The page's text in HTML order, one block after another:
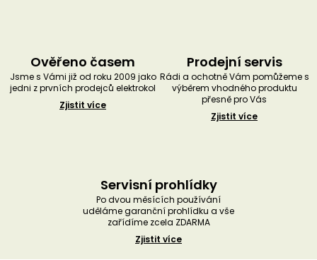
Ověřeno časem
Jsme s Vámi již od roku 2009 jako
jedni z prvních prodejců elektrokol
Zjistit více
Prodejní servis
Rádi a ochotně Vám pomůžeme s
výběrem vhodného produktu
přesně pro Vás
Zjistit více
Servisní prohlídky
Po dvou měsících používání
uděláme garanční prohlídku a vše
zařídíme zcela ZDARMA
Zjistit více